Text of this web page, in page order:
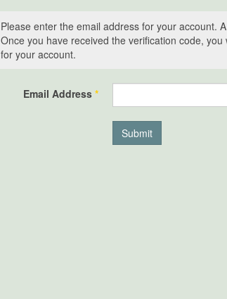
Please enter the email address for your account.
Once you have received the verification code,
for your account.
Email Address *
Submit